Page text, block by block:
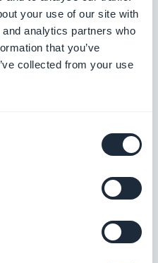
your use of our site with
analytics partners who
that you’ve
collected from your use
A través de
partido a
las tendencias que
reflexiones sobre el